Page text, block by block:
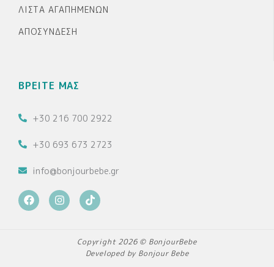
ΛΊΣΤΑ ΑΓΑΠΗΜΈΝΩΝ
ΑΠΟΣΎΝΔΕΣΗ
ΒΡΕΙΤΕ ΜΑΣ
+30 216 700 2922
+30 693 673 2723
info@bonjourbebe.gr
F
a
c
I
n
s
T
i
k
k
Copyright 2026 © BonjourBebe
Developed by Bonjour Bebe